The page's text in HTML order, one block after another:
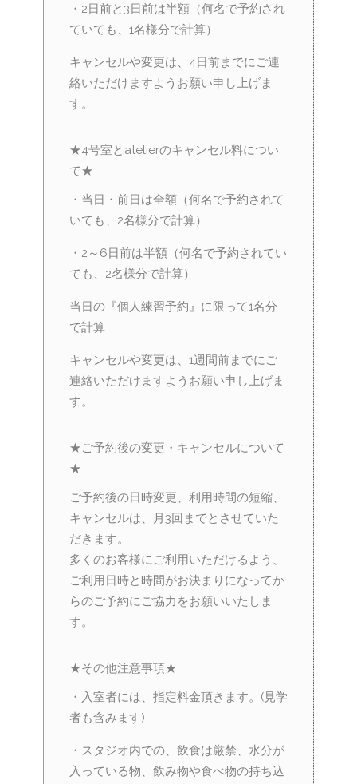
・2日前と3日前は半額（何名で予約され
ていても、1名様分で計算）
キャンセルや変更は、4日前までにご連
絡いただけますようお願い申し上げま
す。
★4号室とatelierのキャンセル料につい
て★
・当日・前日は全額（何名で予約されて
いても、2名様分で計算）
・2～6日前は半額（何名で予約されてい
ても、2名様分で計算）
当日の『個人練習予約』に限って1名分
で計算
キャンセルや変更は、1週間前までにご
連絡いただけますようお願い申し上げま
す。
★ご予約後の変更・キャンセルについて
★
ご予約後の日時変更、利用時間の短縮、
キャンセルは、月3回までとさせていた
だきます。
多くのお客様にご利用いただけるよう、
ご利用日時と時間がお決まりになってか
らのご予約にご協力をお願いいたしま
す。
★その他注意事項★
・入室者には、指定料金頂きます。(見学
者も含みます)
・スタジオ内での、飲食は厳禁、水分が
入っている物、飲み物や食べ物の持ち込